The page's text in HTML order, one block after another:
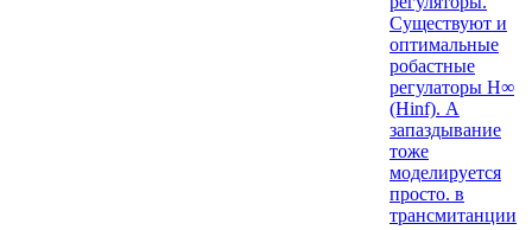
Существуют и
оптимальные
робастные
регулаторы H∞
(Hinf). А
запаздывание
тоже
моделируется
просто. в
трансмитанции